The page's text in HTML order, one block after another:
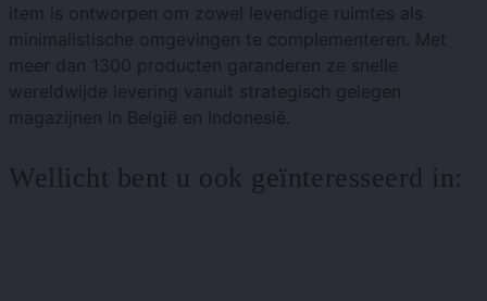
item is ontworpen om zowel levendige ruimtes als
minimalistische omgevingen te complementeren. Met
meer dan 1300 producten garanderen ze snelle
wereldwijde levering vanuit strategisch gelegen
magazijnen in België en Indonesië.
Wellicht bent u ook geïnteresseerd in: